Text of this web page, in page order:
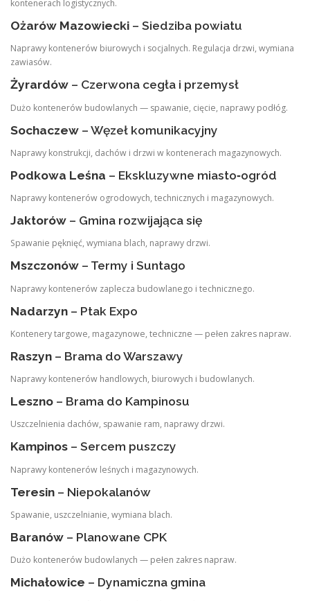
kontenerach logistycznych.
Ożarów Mazowiecki – Siedziba powiatu
Naprawy kontenerów biurowych i socjalnych. Regulacja drzwi, wymiana
zawiasów.
Żyrardów – Czerwona cegła i przemysł
Dużo kontenerów budowlanych — spawanie, cięcie, naprawy podłóg.
Sochaczew – Węzeł komunikacyjny
Naprawy konstrukcji, dachów i drzwi w kontenerach magazynowych.
Podkowa Leśna – Ekskluzywne miasto‑ogród
Naprawy kontenerów ogrodowych, technicznych i magazynowych.
Jaktorów – Gmina rozwijająca się
Spawanie pęknięć, wymiana blach, naprawy drzwi.
Mszczonów – Termy i Suntago
Naprawy kontenerów zaplecza budowlanego i technicznego.
Nadarzyn – Ptak Expo
Kontenery targowe, magazynowe, techniczne — pełen zakres napraw.
Raszyn – Brama do Warszawy
Naprawy kontenerów handlowych, biurowych i budowlanych.
Leszno – Brama do Kampinosu
Uszczelnienia dachów, spawanie ram, naprawy drzwi.
Kampinos – Sercem puszczy
Naprawy kontenerów leśnych i magazynowych.
Teresin – Niepokalanów
Spawanie, uszczelnianie, wymiana blach.
Baranów – Planowane CPK
Dużo kontenerów budowlanych — pełen zakres napraw.
Michałowice – Dynamiczna gmina